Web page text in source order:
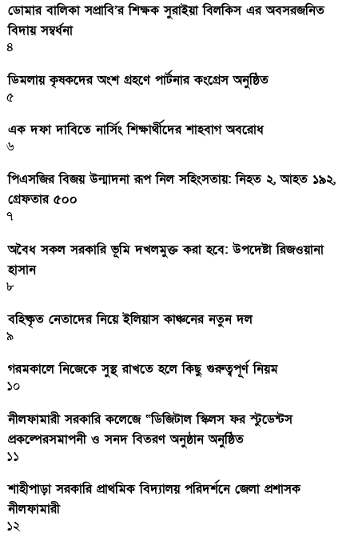
ডোমার বালিকা সপ্রাবি’র শিক্ষক সুরাইয়া বিলকিস এর অবসরজনিত
বিদায় সম্বর্ধনা
৪
ডিমলায় কৃষকদের অংশ গ্রহণে পার্টনার কংগ্রেস অনুষ্ঠিত
৫
এক দফা দাবিতে নার্সিং শিক্ষার্থীদের শাহবাগ অবরোধ
৬
পিএসজির বিজয় উন্মাদনা রূপ নিল সহিংসতায়: নিহত ২, আহত ১৯২,
গ্রেফতার ৫০০
৭
অবৈধ সকল সরকারি ভূমি দখলমুক্ত করা হবে: উপদেষ্টা রিজওয়ানা
হাসান
৮
বহিষ্কৃত নেতাদের নিয়ে ইলিয়াস কাঞ্চনের নতুন দল
৯
গরমকালে নিজেকে সুস্থ রাখতে হলে কিছু গুরুত্বপূর্ণ নিয়ম
১০
নীলফামারী সরকারি কলেজে “ডিজিটাল স্কিলস ফর স্টুডেন্টস
প্রকল্পেরসমাপনী ও সনদ বিতরণ অনুষ্ঠান অনুষ্ঠিত
১১
শাহীপাড়া সরকারি প্রাথমিক বিদ্যালয় পরিদর্শনে জেলা প্রশাসক
নীলফামারী
১২